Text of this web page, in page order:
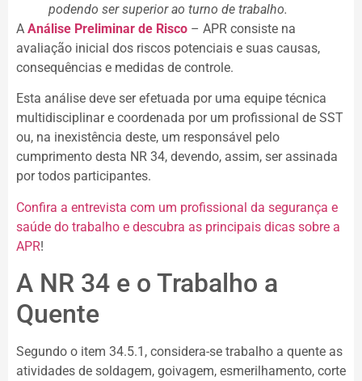
podendo ser superior ao turno de trabalho.
A Análise Preliminar de Risco – APR consiste na
avaliação inicial dos riscos potenciais e suas causas,
consequências e medidas de controle.
Esta análise deve ser efetuada por uma equipe técnica
multidisciplinar e coordenada por um profissional de SST
ou, na inexistência deste, um responsável pelo
cumprimento desta NR 34, devendo, assim, ser assinada
por todos participantes.
Confira a entrevista com um profissional da segurança e
saúde do trabalho e descubra as principais dicas sobre a
APR!
A NR 34 e o Trabalho a
Quente
Segundo o item 34.5.1, considera-se trabalho a quente as
atividades de soldagem, goivagem, esmerilhamento, corte